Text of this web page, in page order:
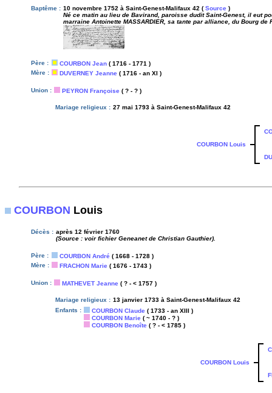
Baptême : 10 novembre 1752 à Saint-Genest-Malifaux 42 ( Source )
Né ce matin au lieu de Bavirand, paroisse dudit Saint-Genest, il eut
marraine Antoinette MASSARDIER, sa tante par alliance, du Bourg
Père : COURBON Jean ( 1716 - 1771 )
Mère :
DUVERNEY Jeanne ( 1716 - an XI )
Union : PEYRON Françoise ( ? - ? )
Mariage religieux : 27 mai 1793 à Saint-Genest-Malifaux 42
COURBON Louis
COURBON Louis
Décès : après 12 février 1760
(Source : voir fichier Geneanet de Christian Gauthier).
Père : COURBON André ( 1668 - 1728 )
Mère :
FRACHON Marie ( 1676 - 1743 )
Union : MATHEVET Jeanne ( ? - < 1757 )
Mariage religieux : 13 janvier 1733 à Saint-Genest-Malifaux 42
Enfants :
COURBON Claude ( 1733 - an XIII )
COURBON Marie ( ~ 1740 - ? )
COURBON Benoîte ( ? - < 1785 )
COURBON Louis